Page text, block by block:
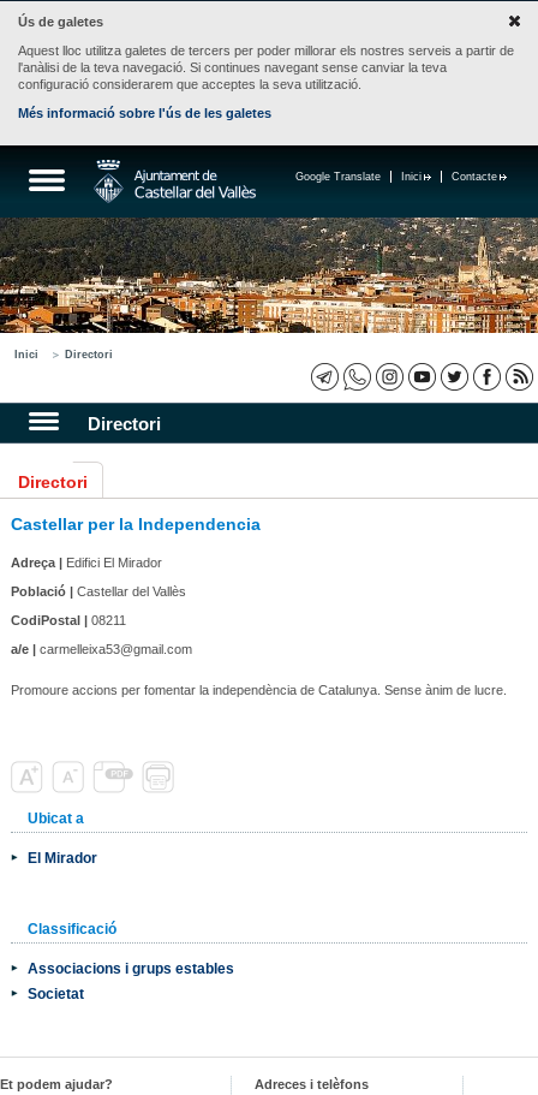
Ús de galetes
Aquest lloc utilitza galetes de tercers per poder millorar els nostres serveis a partir de
l'anàlisi de la teva navegació. Si continues navegant sense canviar la teva
configuració considerarem que acceptes la seva utilització.
Més informació sobre l'ús de les galetes
Contacte
Inici
Google Translate
Inici Directori
Directori
Directori
Castellar per la Independencia
Adreça |Edifici El Mirador
Població |Castellar del Vallès
CodiPostal |08211
a/e |carmelleixa53@gmail.com
Promoure accions per fomentar la independència de Catalunya. Sense ànim de lucre.
Ubicat a
El Mirador
Classificació
Associacions i grups estables
Societat
Et podem ajudar?
Adreces i telèfons